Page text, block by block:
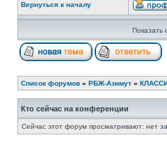
Вернуться к началу
Показать
Список форумов » РБЖ-Азимут »
Кто сейчас на конференции
Сейчас этот форум просматривают: нет